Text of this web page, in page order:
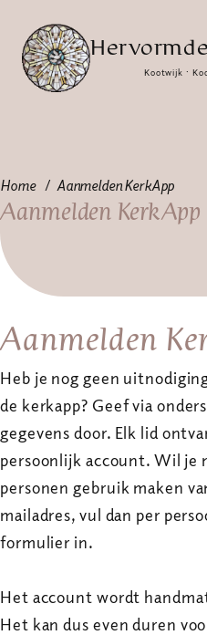
Kootwijk ·
Home Aanmelden KerkApp
Aanmelden KerkApp
Aanmelden
Heb je nog geen
de kerkapp? Geef via
gegevens door. Elk lid
persoonlijk account. Wil je
personen gebruik maken
mailadres, vul dan per
formulier in.
Het account wordt
Het kan dus even duren